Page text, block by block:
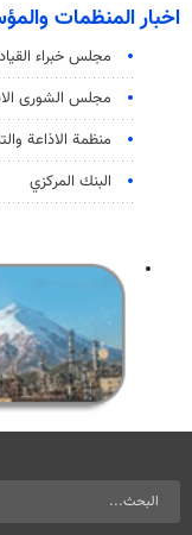
اخبار المنظمات
مجلس خبراء
مجلس الشورى
منظمة الاذاعة
البنك المركزي